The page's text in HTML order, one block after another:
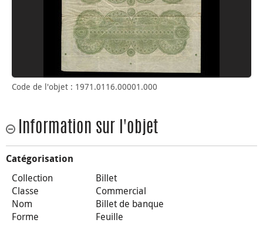
Code de l'objet : 1971.0116.00001.000
Information sur l'objet
Catégorisation
Collection
Billet
Classe
Commercial
Nom
Billet de banque
Forme
Feuille